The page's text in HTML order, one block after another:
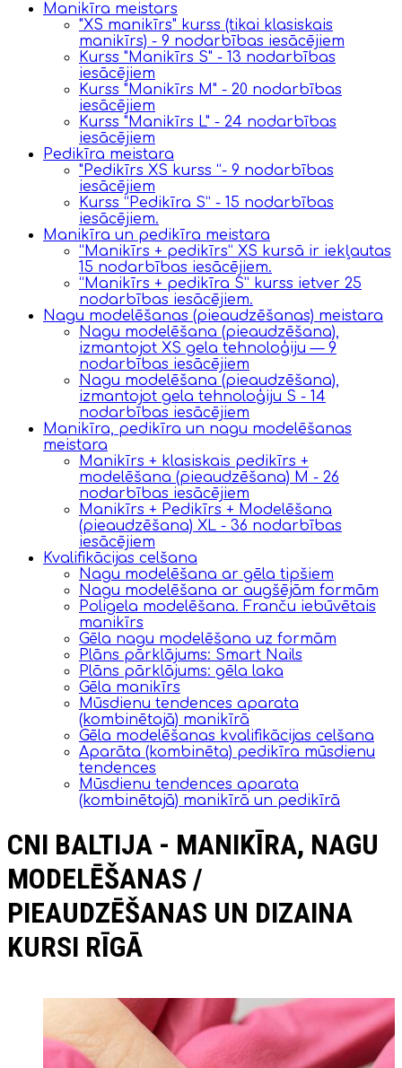
Manikīra meistars
"XS manikīrs" kurss (tikai klasiskais
manikīrs) - 9 nodarbības iesācējiem
Kurss "Manikīrs S" - 13 nodarbības
iesācējiem
Kurss "Manikīrs M" - 20 nodarbības
iesācējiem
Kurss "Manikīrs L" - 24 nodarbības
iesācējiem
Pedikīra meistara
"Pedikīrs XS kurss “- 9 nodarbības
iesācējiem
Kurss “Pedikīra S” - 15 nodarbības
iesācējiem.
Manikīra un pedikīra meistara
“Manikīrs + pedikīrs” XS kursā ir iekļautas
15 nodarbības iesācējiem.
“Manikīrs + pedikīra S” kurss ietver 25
nodarbības iesācējiem.
Nagu modelēšanas (pieaudzēšanas) meistara
Nagu modelēšana (pieaudzēšana),
izmantojot XS gela tehnoloģiju — 9
nodarbības iesācējiem
Nagu modelēšana (pieaudzēšana),
izmantojot gela tehnoloģiju S - 14
nodarbības iesācējiem
Manikīra, pedikīra un nagu modelēšanas
meistara
Manikīrs + klasiskais pedikīrs +
modelēšana (pieaudzēšana) M - 26
nodarbības iesācējiem
Manikīrs + Pedikīrs + Modelēšana
(pieaudzēšana) XL - 36 nodarbības
iesācējiem
Kvalifikācijas celšana
Nagu modelēšana ar gēla tipšiem
Nagu modelēšana ar augšējām formām
Poligela modelēšana. Franču iebūvētais
manikīrs
Gēla nagu modelēšana uz formām
Plāns pārklājums: Smart Nails
Plāns pārklājums: gēla laka
Gēla manikīrs
Mūsdienu tendences aparata
(kombinētajā) manikīrā
Gēla modelēšanas kvalifikācijas celšana
Aparāta (kombinēta) pedikīra mūsdienu
tendences
Mūsdienu tendences aparata
(kombinētajā) manikīrā un pedikīrā
CNI BALTIJA - MANIKĪRA, NAGU
MODELĒŠANAS /
PIEAUDZĒŠANAS UN DIZAINA
KURSI RĪGĀ